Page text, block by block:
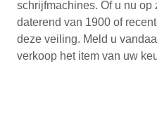
schrijfmachines. Of u nu op
daterend van 1900 of
deze veiling. Meld u
verkoop het item van uw